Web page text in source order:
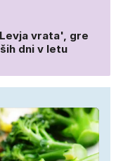
vrata', gre
dni v letu